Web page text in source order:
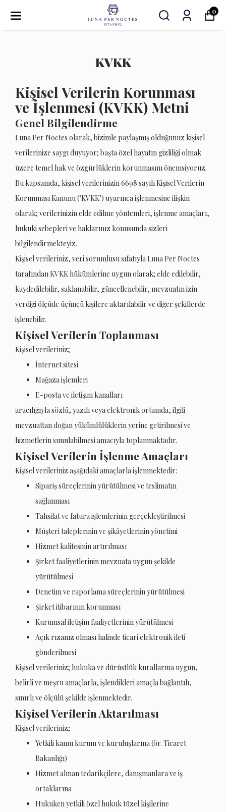
0
KVKK
Kişisel Verilerin Korunması
ve İşlenmesi (KVKK) Metni
Genel Bilgilendirme
Luna Per Noctes olarak, bizimle paylaşmış olduğunuz kişisel
verilerinize saygı duyuyor; başta özel hayatın gizliliği olmak
üzere temel hak ve özgürlüklerin korunmasını önemsiyoruz.
Bu kapsamda, kişisel verilerinizin 6698 sayılı Kişisel Verilerin
Korunması Kanunu ("KVKK") uyarınca işlenmesine ilişkin
olarak; verilerinizin elde edilme yöntemleri, işlenme amaçları,
hukuki sebepleri ve haklarınız konusunda sizleri
bilgilendirmekteyiz.
Kişisel verileriniz, veri sorumlusu sıfatıyla Luna Per Noctes
tarafından KVKK hükümlerine uygun olarak; elde edilebilir,
kaydedilebilir, saklanabilir, güncellenebilir, mevzuatın izin
verdiği ölçüde üçüncü kişilere aktarılabilir ve diğer şekillerde
işlenebilir.
Kişisel Verilerin Toplanması
Kişisel verileriniz;
İnternet sitesi
Mağaza işlemleri
E-posta ve iletişim kanalları
aracılığıyla sözlü, yazılı veya elektronik ortamda, ilgili
mevzuattan doğan yükümlülüklerin yerine getirilmesi ve
hizmetlerin sunulabilmesi amacıyla toplanmaktadır.
Kişisel Verilerin İşlenme Amaçları
Kişisel verileriniz aşağıdaki amaçlarla işlenmektedir:
Sipariş süreçlerinin yürütülmesi ve teslimatın
sağlanması
Tahsilat ve fatura işlemlerinin gerçekleştirilmesi
Müşteri taleplerinin ve şikâyetlerinin yönetimi
Hizmet kalitesinin artırılması
Şirket faaliyetlerinin mevzuata uygun şekilde
yürütülmesi
Denetim ve raporlama süreçlerinin yürütülmesi
Şirket itibarının korunması
Kurumsal iletişim faaliyetlerinin yürütülmesi
Açık rızanız olması halinde ticari elektronik ileti
gönderilmesi
Kişisel verileriniz; hukuka ve dürüstlük kurallarına uygun,
belirli ve meşru amaçlarla, işlendikleri amaçla bağlantılı,
sınırlı ve ölçülü şekilde işlenmektedir.
Kişisel Verilerin Aktarılması
Kişisel verileriniz;
Yetkili kamu kurum ve kuruluşlarına (ör. Ticaret
Bakanlığı)
Hizmet alınan tedarikçilere, danışmanlara ve iş
ortaklarına
Hukuken yetkili özel hukuk tüzel kişilerine